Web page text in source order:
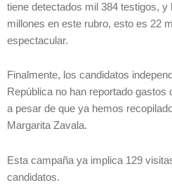
tiene detectados mil 384 testigos,
millones en este rubro, esto es 22
espectacular.
Finalmente, los candidatos
República no han reportado gastos
a pesar de que ya hemos
Margarita Zavala.
Esta campaña ya implica 129
candidatos.